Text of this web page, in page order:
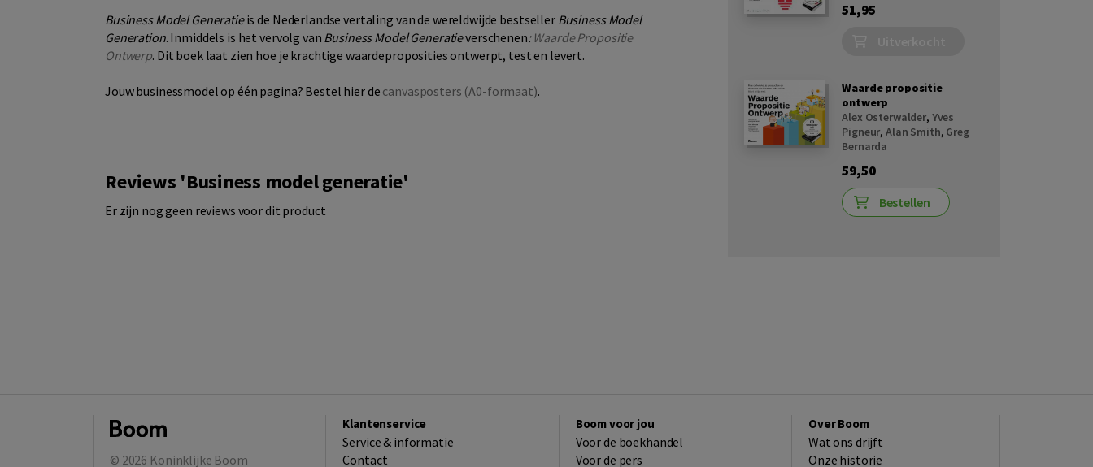
Business Model Generatieis de Nederlandse vertaling van de wereldwijde bestseller Business Model
Generation. Inmiddels is het vervolg van Business Model Generatieverschenen:Waarde Propositie
Ontwerp. Dit boek laat zien hoe je krachtige waardeproposities ontwerpt, test en levert.
Jouw businessmodel op één pagina? Bestel hier de canvasposters (A0-formaat).
Reviews 'Business model generatie'
Er zijn nog geen reviews voor dit product
51,95
Waarde propositie
ontwerp
Alex Osterwalder, Yves
Pigneur, Alan Smith, Greg
Bernarda
59,50
Bestellen
© 2026 Koninklijke Boom
Klantenservice
Service & informatie
Contact
Boom voor jou
Voor de boekhandel
Voor de pers
Over Boom
Wat ons drijft
Onze historie